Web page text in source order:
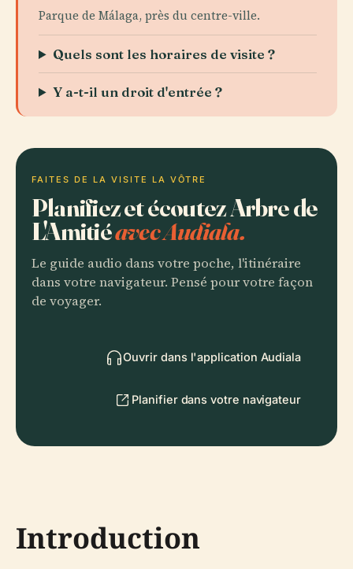
Parque de Málaga, près du centre-ville.
Quels sont les horaires de visite ?
Y a-t-il un droit d'entrée ?
FAITES DE LA VISITE LA VÔTRE
Planifiez et écoutez Arbre de
L'Amitiéavec Audiala.
Le guide audio dans votre poche, l'itinéraire
dans votre navigateur. Pensé pour votre façon
de voyager.
Ouvrir dans l'application Audiala
Planifier dans votre navigateur
Introduction